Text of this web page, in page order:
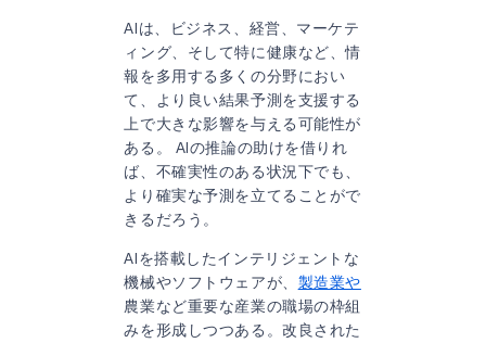
AIは、ビジネス、経営、マーケテ
ィング、そして特に健康など、情
報を多用する多くの分野におい
て、より良い結果予測を支援する
上で大きな影響を与える可能性が
ある。 AIの推論の助けを借りれ
ば、不確実性のある状況下でも、
より確実な予測を立てることがで
きるだろう。
AIを搭載したインテリジェントな
機械やソフトウェアが、 製造業や
農業など重要な産業の職場の枠組
みを形成しつつある。改良された